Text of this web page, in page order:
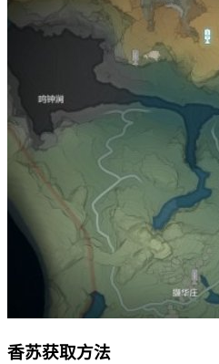
香苏获取方法